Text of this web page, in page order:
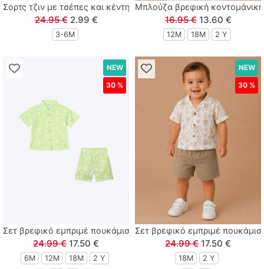
Σορτς τζιν με τσέπες και κέντημα αστέρι μπλε
24.95 € 2.99 €
3-6M
Μπλούζα βρεφική
16.95 € 13.60 €
12M 18M 2 Y
Σετ βρεφικό εμπριμέ πουκάμισο και βερμούδα με ethnic print
24.99 € 17.50 €
6M 12M 18M 2 Y
NEW
30 %
Σετ βρεφικό εμπριμέ
24.99 € 17.50 €
18M 2 Y
NEW
30 %